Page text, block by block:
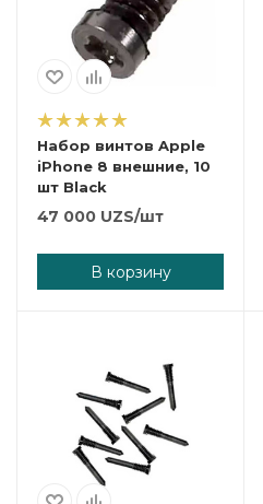
Набор винтов Apple
iPhone 8 внешние, 10
шт Black
47 000 UZS/шт
В корзину